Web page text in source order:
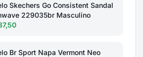
Skechers Go Consistent Sandal
229035br Masculino
Br Sport Napa Vermont Neo